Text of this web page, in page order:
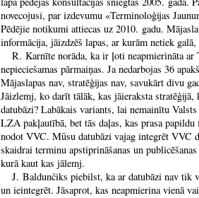
novecojusi, par izdevumu «Terminoloģijas
Pēdējie notikumi attiecas uz 2010. gadu.
informācija, jāizdzēš lapas, ar kurām netiek
R. Karnīte norāda, ka ir ļoti neapmierināta ar
nepieciešamas pārmaiņas. Ja nedarbojas 36
Mājaslapas nav, stratēģijas nav, savukārt divu
Jāizlemj, ko darīt tālāk, kas jāieraksta
datubāzi? Labākais variants, lai nemainītu
LZA pakļautībā, bet tās daļas, kas prasa
nodot VVC. Mūsu datubāzi vajag integrēt VVC
skaidrai terminu apstiprināšanas un
kurā kaut kas jālemj.
J. Baldunčiks piebilst, ka ar datubāzi nav tik
un ieintegrēt. Jāsaprot, kas neapmierina vienā